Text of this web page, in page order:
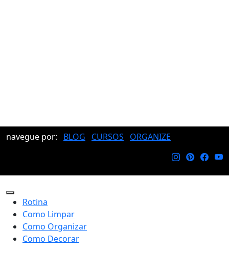
navegue por: BLOG CURSOS ORGANIZE
Rotina
Como Limpar
Como Organizar
Como Decorar